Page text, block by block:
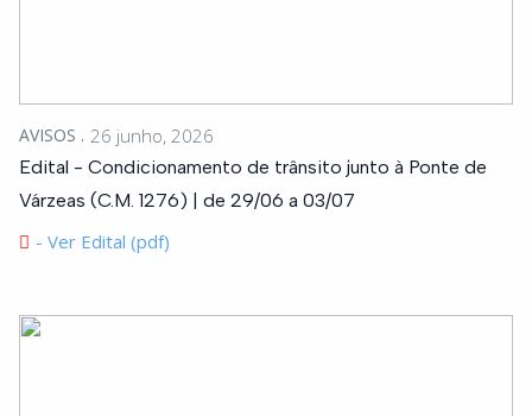
AVISOS 26 junho, 2026
Edital - Condicionamento de trânsito junto à Ponte de
Várzeas (C.M. 1276) | de 29/06 a 03/07
- Ver Edital (pdf)